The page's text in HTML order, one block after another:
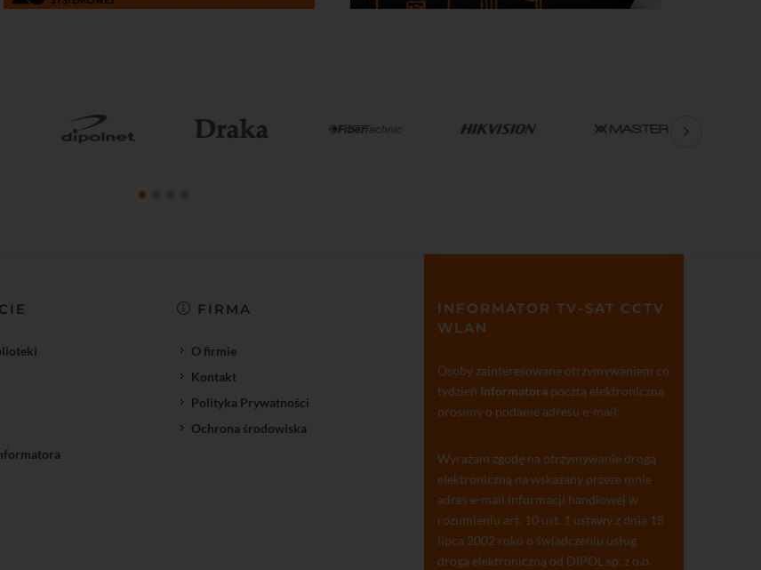
FIRMA
O firmie
Kontakt
Polityka Prywatności
Ochrona środowiska
INFORMATOR TV-SAT CCTV
WLAN
Osoby zainteresowane otrzymywaniem co
tydzień Informatorapocztą elektroniczną
prosimy o podanie adresu e-mail:
Wyrażam zgodę na otrzymywanie drogą
elektroniczną na wskazany przeze mnie
adres e-mail informacji handlowej w
rozumieniu art. 10 ust. 1 ustawy z dnia 18
lipca 2002 roku o świadczeniu usług
drogą elektroniczną od DIPOL sp. z o.o.